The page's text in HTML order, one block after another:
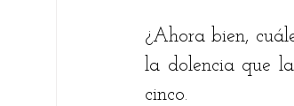
¿Ahora bien,
la dolencia que
cinco.